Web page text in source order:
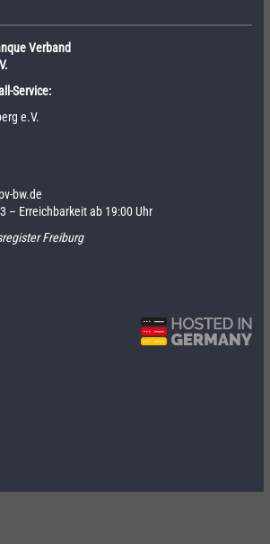
Verband
Service:
e.V.
bw.de
– Erreichbarkeit ab 19:00 Uhr
Freiburg